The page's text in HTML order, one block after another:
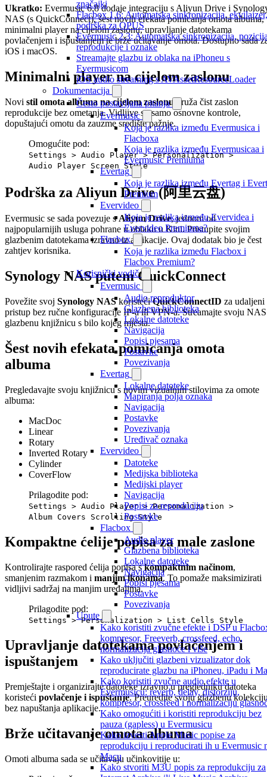
značajki
Flacbox 1.6: Automatska sinkronizacija, ekvilajzer,
podrška za OPUS
Evermusic 2.3: Automatska sinkronizacija,
reprodukcije i oznake
Streamajte glazbu iz oblaka na iPhoneu s
Evermusicom
iOS audio streaming s AVAssetResourceLoader
Dokumentacija
Često postavljana pitanja
Evermusic
Koja je razlika između Evermusica i
Flacboxa
Koja je razlika između Evermusicaa i
Evermusic Premiuma
Evertag
Koja je razlika između Evertag i
Premium
Evervideo
Koja je razlika između Evervidea i
Evervideo Premiuma?
Flacbox
Koja je razlika između Flacbox i
Flacbox Premium?
Korisnički vodič
Evermusic
Audio reproduktor
Glazbena biblioteka
Lokalne datoteke
Navigacija
Popisi pjesama
Postavke
Povezivanja
Evertag
Lokalne datoteke
Mapiranja polja oznaka
Navigacija
Postavke
Povezivanja
Uređivač oznaka
Evervideo
Datoteke
Medijska biblioteka
Medijski player
Navigacija
Popisi za reproduciju
Postavke
Flacbox
Audio player
Glazbena biblioteka
Lokalne datoteke
Navigacija
Popisi pjesama
Postavke
Povezivanja
Upute
Kako koristiti zvučne efekte i DSP u
kompresor, Freeverb, crossfeed, echo,
normalizacija glasnoće i više
Kako uključiti glazbeni vizualizator dok
reproducirate glazbu na iPhoneu, iPadu i
Kako koristiti zvučne audio efekte u
Evermusicu: reverb, delay, distorziju,
kompresor, crossfeed i normalizaciju
Kako omogućiti i koristiti reprodukciju bez
pauza (gapless) u Evermusicu
Kako izvesti Apple Music popise za
reprodukciju i reproducirati ih u Evermusic
Macu
Kako stvoriti M3U popis za reprodukciju za
Ukratko: Evermusic 6.8 dodaje integraciju s Aliyun Drive i
NAS (s QuickConnect), šest novih efekata pomicanja omota albuma,
minimalni player na cijelom zaslonu, upravljanje datotekama
povlačenjem i ispuštanjem te brže učitavanje omota. Dostupno sada
iOS i macOS.
Minimalni player na cijelom zaslonu
Novi stil omota albuma na cijelom zaslonu pruža čist zaslon
reprodukcije bez ometanja. Vidljive su samo osnovne kontrole,
dopuštajući omotu da zauzme središte pažnje.
Omogućite pod:
Settings > Audio Player > Personalization >
Audio Player Screen Style
Podrška za Aliyun Drive (阿里云盘)
Evermusic se sada povezuje sAliyun Drive, jednom od
najpopularnijih usluga pohrane u oblaku u Kini. Pristupite svojim
glazbenim datotekama izravno iz aplikacije. Ovaj dodatak bio je čest
zahtjev korisnika.
Synology NAS putem QuickConnect
Povežite svoj Synology NASkoristećiQuickConnectID za udaljeni
pristup bez ručne konfiguracije IP-a ili VPN-a. Streamajte svoju NAS
glazbenu knjižnicu s bilo kojeg mjesta.
Šest novih efekata pomicanja omota
albuma
Pregledavajte svoju knjižnicu s novim vizualnim stilovima za omote
albuma:
MacDoc
Linear
Rotary
Inverted Rotary
Cylinder
CoverFlow
Prilagodite pod:
Settings > Audio Player > Personalization >
Album Covers Scrolling Style
Kompaktne ćelije popisa za male zaslone
Kontrolirajte raspored ćelija popisa skompaktnim načinom,
smanjenim razmakom i manjim ikonama. To pomaže maksimizirati
vidljivi sadržaj na manjim uređajima.
Prilagodite pod:
Settings > Personalization > List Cells Style
Upravljanje datotekama povlačenjem i
ispuštanjem
Premještajte i organizirajte datoteke izravno u pregledniku datoteka
koristeći povlačenje i ispuštanje. Preuredite svoju glazbenu
bez napuštanja aplikacije.
Brže učitavanje omota albuma
Omoti albuma sada se učitavaju učinkovitije u: